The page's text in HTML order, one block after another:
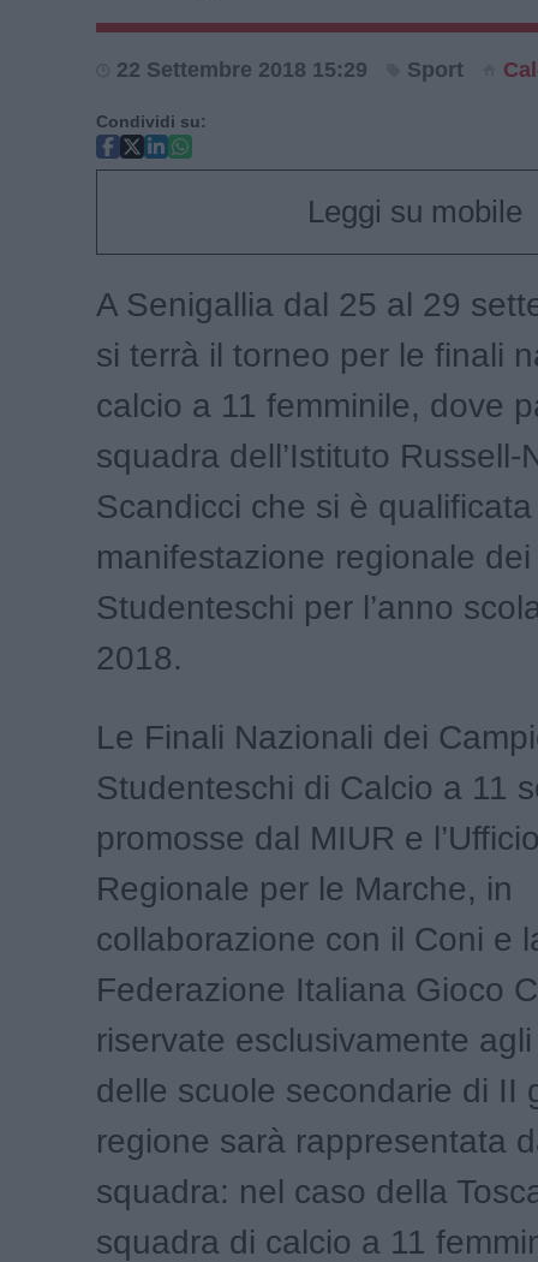
22 Settembre 2018 15:29 Sport
Condividi su:
Leggi su mobile
A Senigallia dal 25 al 29
si terrà il torneo per le finali
calcio a 11 femminile, dove
squadra dell’Istituto Russell-
Scandicci che si è
manifestazione regionale
Studenteschi per l’anno
2018.
Le Finali Nazionali dei
Studenteschi di Calcio a 11
promosse dal MIUR e
Regionale per le Marche, in
collaborazione con il Coni e
Federazione Italiana Gioco
riservate esclusivamente
delle scuole secondarie di II
regione sarà rappresentata
squadra: nel caso della
squadra di calcio a 11